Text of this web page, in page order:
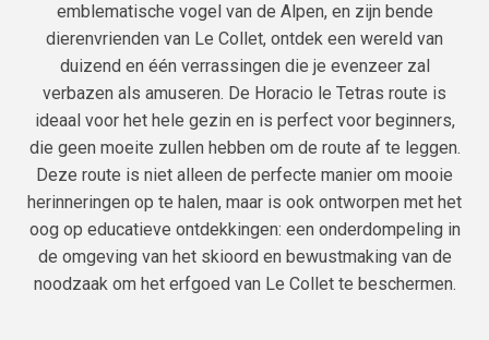
emblematische vogel van de Alpen, en zijn bende
dierenvrienden van Le Collet, ontdek een wereld van
duizend en één verrassingen die je evenzeer zal
verbazen als amuseren. De Horacio le Tetras route is
ideaal voor het hele gezin en is perfect voor beginners,
die geen moeite zullen hebben om de route af te leggen.
Deze route is niet alleen de perfecte manier om mooie
herinneringen op te halen, maar is ook ontworpen met het
oog op educatieve ontdekkingen: een onderdompeling in
de omgeving van het skioord en bewustmaking van de
noodzaak om het erfgoed van Le Collet te beschermen.